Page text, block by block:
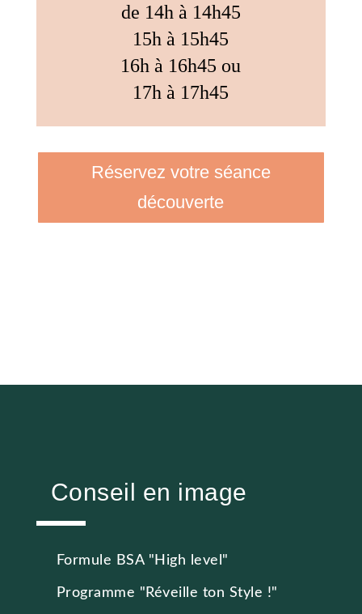
de 14h à 14h45
15h à 15h45
16h à 16h45 ou
17h à 17h45
Réservez votre séance
découverte
Conseil en image
Formule BSA "High level"
Programme "Réveille ton Style !"